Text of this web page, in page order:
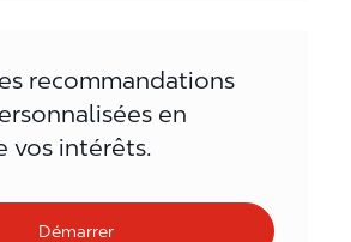
recommandations
en
vos intérêts.
Démarrer